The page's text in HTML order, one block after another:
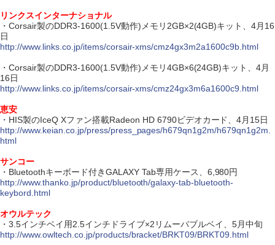
リンクスインターナショナル
・Corsair製のDDR3-1600(1.5V動作)メモリ2GB×2(4GB)キット、4月16
日
http://www.links.co.jp/items/corsair-xms/cmz4gx3m2a1600c9b.html
・Corsair製のDDR3-1600(1.5V動作)メモリ4GB×6(24GB)キット、4月
16日
http://www.links.co.jp/items/corsair-xms/cmz24gx3m6a1600c9.html
恵安
・HIS製のIceQ Xファン搭載Radeon HD 6790ビデオカード、4月15日
http://www.keian.co.jp/press/press_pages/h679qn1g2m/h679qn1g2m.
html
サンコー
・Bluetoothキーボード付きGALAXY Tab専用ケース、6,980円
http://www.thanko.jp/product/bluetooth/galaxy-tab-bluetooth-
keybord.html
オウルテック
・3.5インチベイ用2.5インチドライブ×2リムーバブルベイ、5月中旬
http://www.owltech.co.jp/products/bracket/BRKT09/BRKT09.html